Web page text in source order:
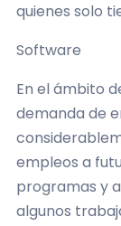
quienes solo
Software
En el ámbito
demanda de
empleos a
programas y
algunos